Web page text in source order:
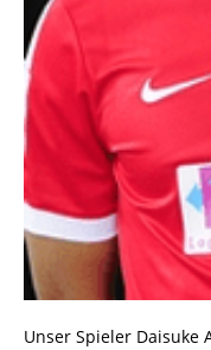
Unser Spieler Daisuke